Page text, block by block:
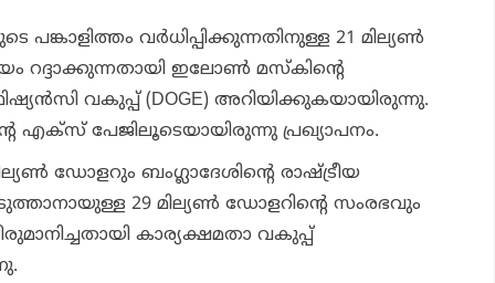
പങ്കാളിത്തം വര്‍ധിപ്പിക്കുന്നതിനുള്ള 21 മില്യണ്‍
റദ്ദാക്കുന്നതായി ഇലോണ്‍ മസ്‌കിന്റെ
വകുപ്പ് (DOGE) അറിയിക്കുകയായിരുന്നു.
എക്‌സ് പേജിലൂടെയായിരുന്നു പ്രഖ്യാപനം.
ഡോളറും ബംഗ്ലാദേശിന്റെ രാഷ്ട്രീയ
29 മില്യണ്‍ ഡോളറിന്റെ സംരഭവും
കാര്യക്ഷമതാ വകുപ്പ്